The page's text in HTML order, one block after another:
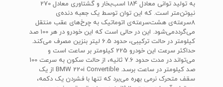
به تولید توانی معادل 184 اسب‌بخار و گشتاوری معادل 270
نیوتن‌متر است. که این توان توسط یک جعبه‌ دنده‌ی
8سرعته‌ی هشت‌سرعته‌ی اتوماتیک به چرخ‌های عقب منتقل
می‌گرددمی‌شود. این در حالی است که این خودرو در هر 100 صد
کیلومتر در حالت ترکیبی، حدود 6.5 لیتر بنزین مصرف می‌کند.
حداکثر سرعت این خودرو 225 کیلومتر بر ساعت است و
می‌تواند در مدت حدود 7.6 ثانیه، از حالت سکون به سرعت 100
صد کیلومتر در ساعت برسد. BMW 220i Convertible از یک
سقف متحرک نرمی بهره می‌برد که تنها با فشردن یک دکمه،